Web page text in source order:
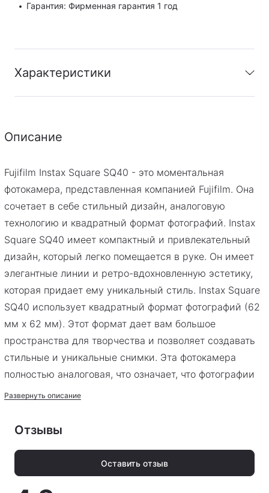
Гарантия: Фирменная гарантия 1 год
Характеристики
Описание
Fujifilm Instax Square SQ40 - это моментальная
фотокамера, представленная компанией Fujifilm. Она
сочетает в себе стильный дизайн, аналоговую
технологию и квадратный формат фотографий. Instax
Square SQ40 имеет компактный и привлекательный
дизайн, который легко помещается в руке. Он имеет
элегантные линии и ретро-вдохновленную эстетику,
которая придает ему уникальный стиль. Instax Square
SQ40 использует квадратный формат фотографий (62
мм x 62 мм). Этот формат дает вам большое
пространства для творчества и позволяет создавать
стильные и уникальные снимки. Эта фотокамера
полностью аналоговая, что означает, что фотографии
немедленно печатаются на специальной пленке и не
фотографиям особый шарм и ностальгическую
Square SQ40 требуется примерно 90 секунд для
полного проявления изображения. Вам необходимо
Развернуть описание
Отзывы
Оставить отзыв